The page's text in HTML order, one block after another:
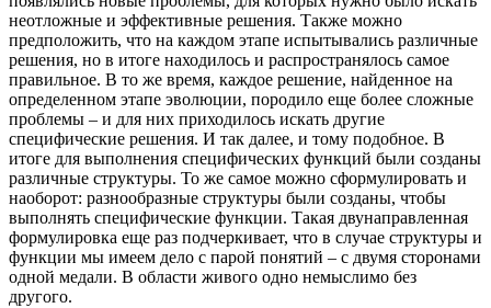
неотложные и эффективные решения. Также можно
предположить, что на каждом этапе испытывались различные
решения, но в итоге находилось и распространялось самое
правильное. В то же время, каждое решение, найденное на
определенном этапе эволюции, породило еще более сложные
проблемы – и для них приходилось искать другие
специфические решения. И так далее, и тому подобное. В
итоге для выполнения специфических функций были созданы
различные структуры. То же самое можно сформулировать и
наоборот: разнообразные структуры были созданы, чтобы
выполнять специфические функции. Такая двунаправленная
формулировка еще раз подчеркивает, что в случае структуры и
функции мы имеем дело с парой понятий – с двумя сторонами
одной медали. В области живого одно немыслимо без
другого.